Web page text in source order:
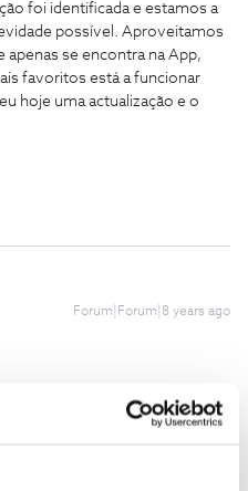
foi identificada e estamos a
possível. Aproveitamos
apenas se encontra na App,
favoritos está a funcionar
hoje uma actualização e o
Forum|Forum|8 years ago
foi identificada e estamos a
possível. Aproveitamos